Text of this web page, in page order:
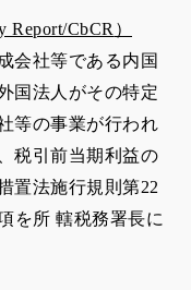
Report/CbCR ）
会社等である内国
国法人がその特定
等の事業が行われ
税引前当期利益の
置法施行規則第22
を所 轄税務署長に